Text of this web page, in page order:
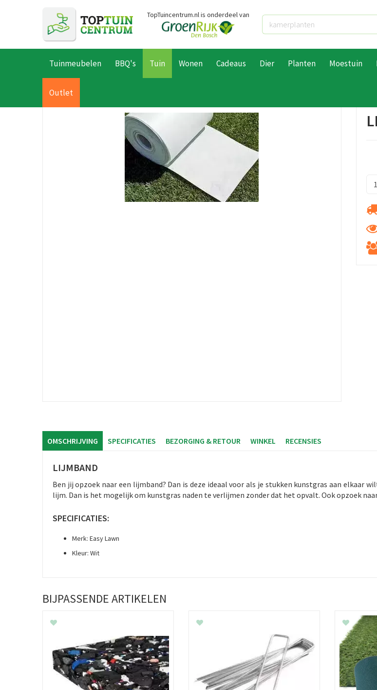
Home Producten
TopTuincentrum.nl is onderdeel van
Tuinmeubelen BBQ's Tuin Wonen Cadeaus Dier Planten Moestuin
Outlet
OMSCHRIJVING SPECIFICATIES BEZORGING & RETOUR WINKEL RECENSIES
LIJMBAND
Ben jij opzoek naar een lijmband? Dan is deze ideaal voor als je stukken kunstgras aan
lijm. Dan is het mogelijk om kunstgras naden te verlijmen zonder dat het opvalt. Ook opzoek
SPECIFICATIES:
Merk: Easy Lawn
Kleur: Wit
BIJPASSENDE ARTIKELEN